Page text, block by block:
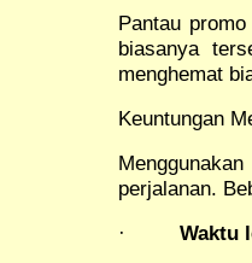
Pantau
biasanya
menghemat
Keuntungan
perjalanan.
· Waktu